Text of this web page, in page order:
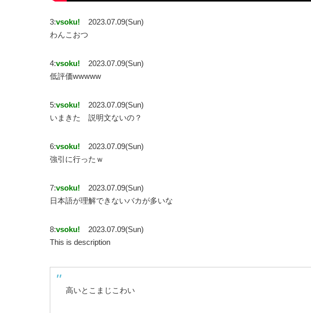
3:vsoku!
2023.07.09(Sun)
わんこおつ
4:vsoku!
2023.07.09(Sun)
低評価wwwww
5:vsoku!
2023.07.09(Sun)
いまきた 説明文ないの？
6:vsoku!
2023.07.09(Sun)
強引に行ったｗ
7:vsoku!
2023.07.09(Sun)
日本語が理解できないバカが多いな
8:vsoku!
2023.07.09(Sun)
This is description
高いとこまじこわい